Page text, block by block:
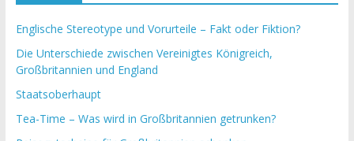
Englische Stereotype und Vorurteile – Fakt oder Fiktion?
Die Unterschiede zwischen Vereinigtes Königreich,
Großbritannien und England
Staatsoberhaupt
Tea-Time – Was wird in Großbritannien getrunken?